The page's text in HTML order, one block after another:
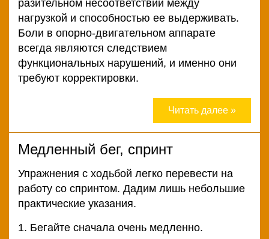
разительном несоответствии между
нагрузкой и способностью ее выдерживать.
Боли в опорно-двигательном аппарате
всегда являются следствием
функциональных нарушений, и именно они
требуют корректировки.
Читать далее »
Медленный бег, спринт
Упражнения с ходьбой легко перевести на
работу со спринтом. Дадим лишь небольшие
практические указания.
1. Бегайте сначала очень медленно.